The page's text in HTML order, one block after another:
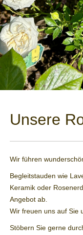
Unsere
Wir führen
Begleitstauden wie
Keramik oder
Angebot ab.
Wir freuen uns auf Sie
Stöbern Sie gerne